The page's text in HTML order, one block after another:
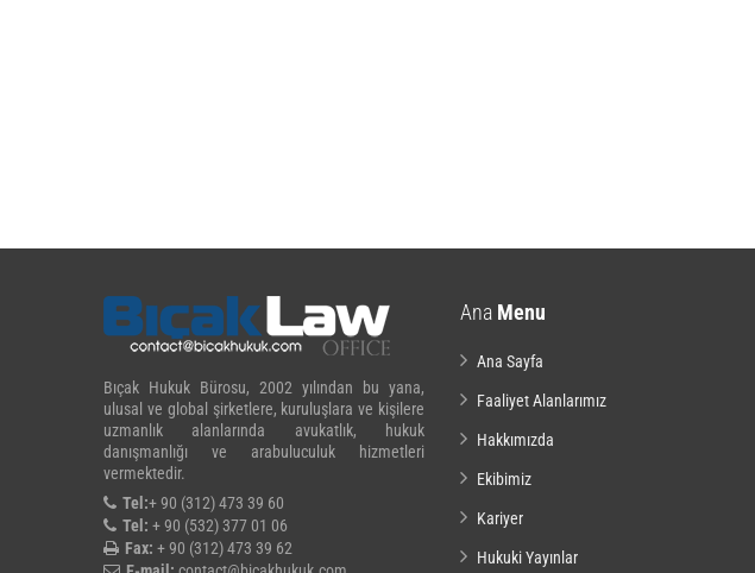
Bıçak Hukuk Bürosu, 2002 yılından bu yana,
ulusal ve global şirketlere, kuruluşlara ve kişilere
uzmanlık alanlarında avukatlık, hukuk
danışmanlığı ve arabuluculuk hizmetleri
vermektedir.
Tel:+ 90 (312) 473 39 60
Tel: + 90 (532) 377 01 06
Fax: + 90 (312) 473 39 62
Ana Menu
Ana Sayfa
Faaliyet Alanlarımız
Hakkımızda
Ekibimiz
Kariyer
Hukuki Yayınlar